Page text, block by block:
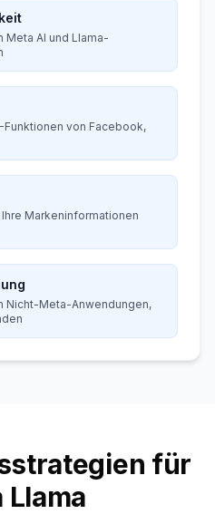
Meta AI und Llama-
von Facebook,
Markeninformationen
Nicht-Meta-Anwendungen,
für
Llama